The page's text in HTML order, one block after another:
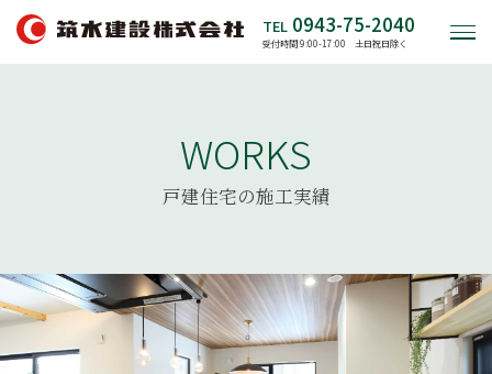
TEL 0943-75-2040
受付時間 9:00-17:00 土日祝日除く
WORKS
戸建住宅の施工実績